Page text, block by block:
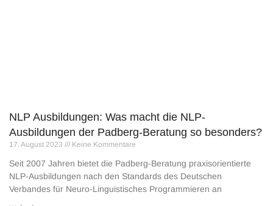
NLP Ausbildungen: Was macht die NLP-
Ausbildungen der Padberg-Beratung so besonders?
17. August 2023 Keine Kommentare
Seit 2007 Jahren bietet die Padberg-Beratung praxisorientierte
NLP-Ausbildungen nach den Standards des Deutschen
Verbandes für Neuro-Linguistisches Programmieren an